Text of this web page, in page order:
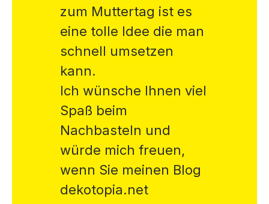
zum Muttertag ist es
eine tolle Idee die man
schnell umsetzen
kann.
Ich wünsche Ihnen viel
Spaß beim
Nachbasteln und
würde mich freuen,
wenn Sie meinen Blog
dekotopia.net